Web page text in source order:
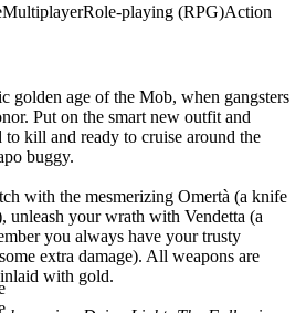
MultiplayerRole-playing (RPG)Action
golden age of the Mob, when gangsters
Put on the smart new outfit and
to kill and ready to cruise around the
buggy.
with the mesmerizing Omertà (a knife
unleash your wrath with Vendetta (a
you always have your trusty
extra damage). All weapons are
with gold.